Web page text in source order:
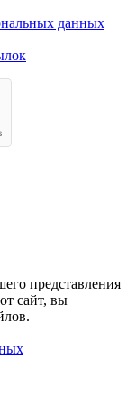
данных
представления
сайт, вы